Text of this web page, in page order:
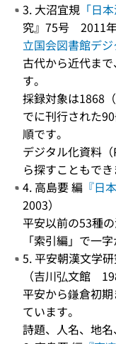
3. 大沼宜規 「日
究』75号 2011
立国会図書館デ
古代から近代ま
す。
採録対象は1868
でに刊行された
順です。
デジタル化資料
ら探すこともでき
4. 高島要 編 『日
2003）
平安以前の53種
「索引編」で一
5. 平安朝漢文学
（吉川弘文館
平安から鎌倉初
ています。
詩題、人名、地名